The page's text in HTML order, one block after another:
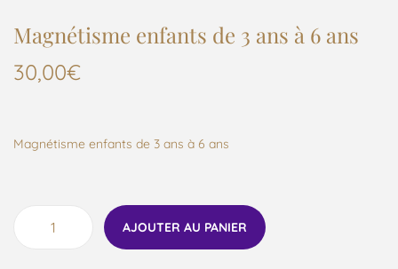
Magnétisme enfants de 3 ans à 6 ans
30,00€
Magnétisme enfants de 3 ans à 6 ans
AJOUTER AU PANIER